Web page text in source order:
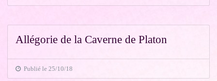
Allégorie de la Caverne de Platon
Publié le 25/10/18